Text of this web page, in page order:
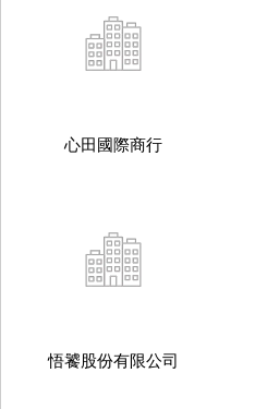
心田國際商行
悟饕股份有限公司